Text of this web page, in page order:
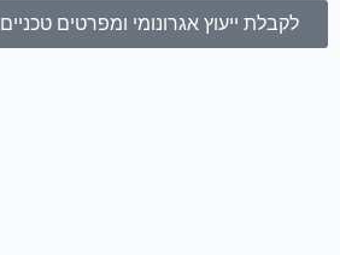
לקבלת ייעוץ אגרונומי ומפרטים טכניים